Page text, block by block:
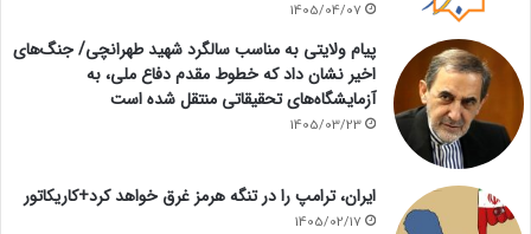
1405/04/07
پیام ولایتی به مناسب سالگرد شهید طهرانچی/ جنگ‌های
اخیر نشان داد که خطوط مقدم دفاع ملی، به
آزمایشگاه‌های تحقیقاتی منتقل شده است
1405/03/23
ایران، ترامپ را در تنگه هرمز غرق خواهد کرد+کاریکاتور
1405/02/17